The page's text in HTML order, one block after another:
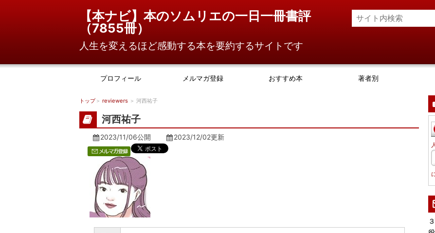
【本ナビ】本のソムリエの一日一冊書評
（7855冊）
人生を変えるほど感動する本を要約するサイトです
プロフィール メルマガ登録 おすすめ本 著者別
トップ＞ reviewers ＞ 河西祐子
河西祐子
2023/11/06公開 2023/12/02更新